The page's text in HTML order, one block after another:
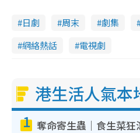
日劇 周末 劇集
網絡熱話
電視劇
港生活人氣本
1